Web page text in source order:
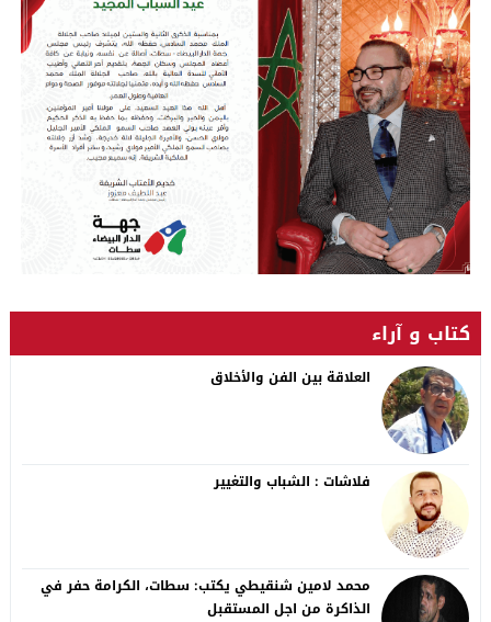
كتاب و آراء
العلاقة بين الفن والأخلاق
فلاشات : الشباب والتغيير
محمد لامين شنقيطي يكتب: سطات، الكرامة حفر في
الذاكرة من اجل المستقبل